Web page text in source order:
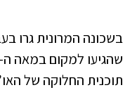
בשכונה המרונית גרו
תוכנית החלוקה של